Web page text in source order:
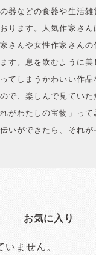
器などの食器や生活雑
ります。人気作家さん
さんや女性作家さんの
す。息を飲むように美
てしまうかわいい作品
で、楽しんで見ていた
がわたしの宝物」って
いができたら、それが
お気に入り
いません。